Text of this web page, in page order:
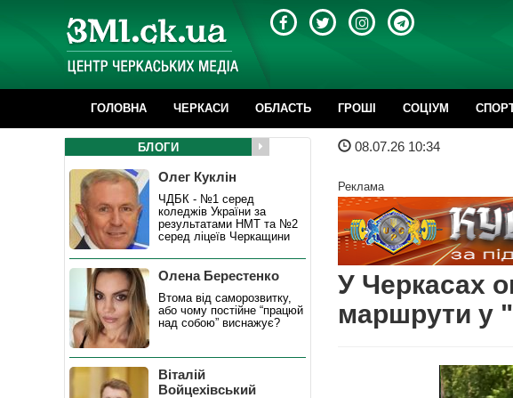
ГОЛОВНА ЧЕРКАСИ ОБЛАСТЬ ГРОШІ CОЦІУМ
08.07.26 10:34
Реклама
У Черкасах
маршрути у
БЛОГИ
Олег Куклін
ЧДБК - №1 серед
коледжів України за
результатами НМТ та №2
серед ліцеїв Черкащини
Олена Берестенко
Втома від саморозвитку,
або чому постійне “працюй
над собою” виснажує?
Віталій
Войцехівський